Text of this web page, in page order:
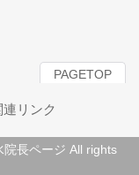
PAGETOP
リンク
長ページ All rights